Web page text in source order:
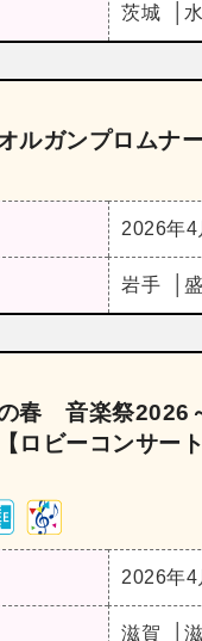
茨城
ルガンプロムナ
2026年4
岩手
春 音楽祭2026
ロビーコンサート
2026年4
滋賀